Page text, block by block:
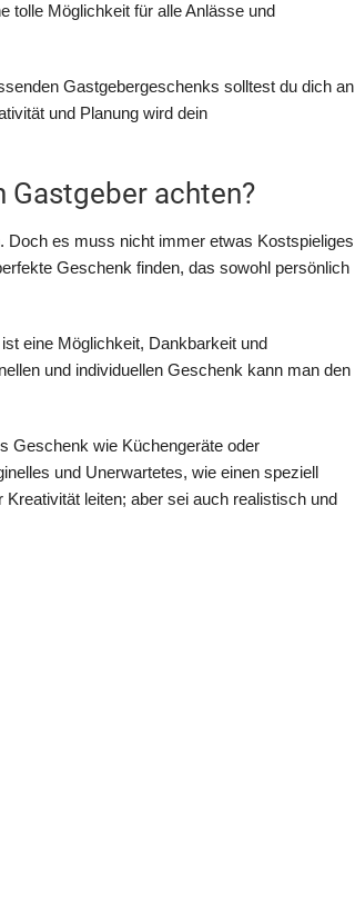
tolle Möglichkeit für alle Anlässe und
Gastgebergeschenks solltest du dich an
und Planung wird dein
Gastgeber achten?
Doch es muss nicht immer etwas Kostspieliges
Geschenk finden, das sowohl persönlich
eine Möglichkeit, Dankbarkeit und
und individuellen Geschenk kann man den
Geschenk wie Küchengeräte oder
und Unerwartetes, wie einen speziell
leiten; aber sei auch realistisch und